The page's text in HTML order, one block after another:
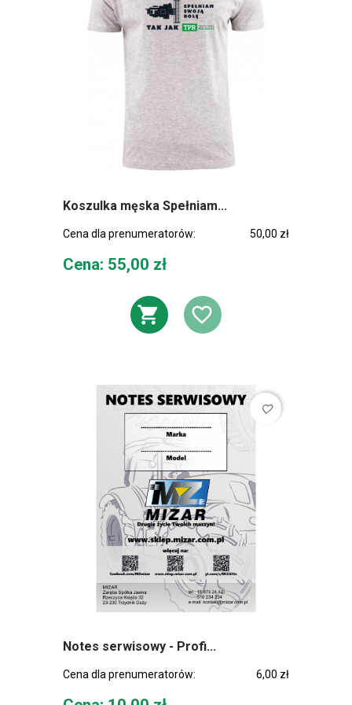
Koszulka męska Spełniam...
Cena dla prenumeratorów: 50,00 zł
Cena
Cena: 55,00 zł
DODAJ DO
DODAJ DO
favorite_border
Notes serwisowy - Profi...
Cena dla prenumeratorów: 6,00 zł